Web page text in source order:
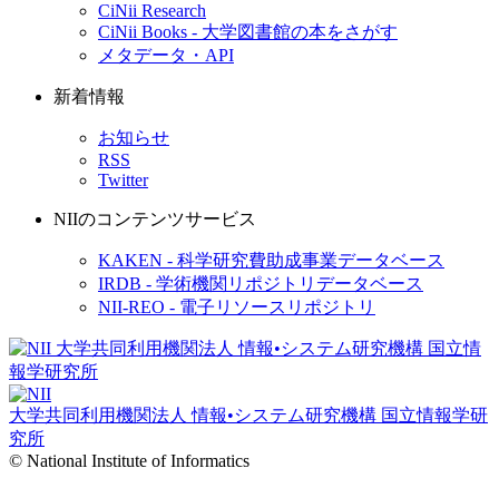
CiNii Research
CiNii Books - 大学図書館の本をさがす
メタデータ・API
新着情報
お知らせ
RSS
Twitter
NIIのコンテンツサービス
KAKEN - 科学研究費助成事業データベース
IRDB - 学術機関リポジトリデータベース
NII-REO - 電子リソースリポジトリ
大学共同利用機関法人 情報•システム研究機構 国立情報学研
究所
© National Institute of Informatics